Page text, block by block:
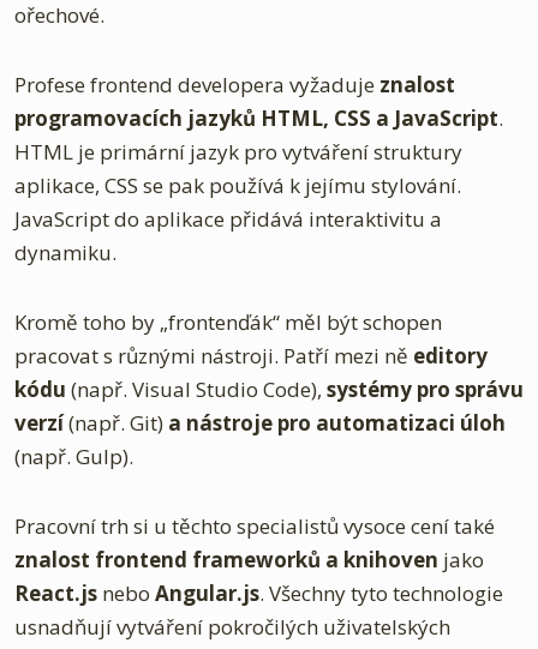
ořechové.
Profese frontend developera vyžaduje znalost
programovacích jazyků HTML, CSS a JavaScript.
HTML je primární jazyk pro vytváření struktury
aplikace, CSS se pak používá k jejímu stylování.
JavaScript do aplikace přidává interaktivitu a
dynamiku.
Kromě toho by „frontenďák“ měl být schopen
pracovat s různými nástroji. Patří mezi ně editory
kódu (např. Visual Studio Code), systémy pro správu
verzí(např. Git) a nástroje pro automatizaci úloh
(např. Gulp).
Pracovní trh si u těchto specialistů vysoce cení také
znalost frontend frameworků a knihoven jako
React.js nebo Angular.js. Všechny tyto technologie
usnadňují vytváření pokročilých uživatelských